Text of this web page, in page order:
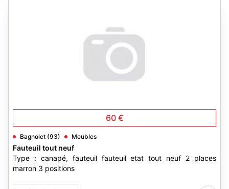
60 €
Bagnolet (93) Meubles
Fauteuil tout neuf
Type : canapé, fauteuil fauteuil etat tout neuf 2 places
marron 3 positions